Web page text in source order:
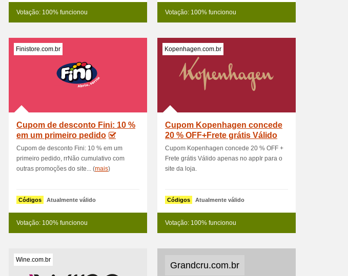
Votação: 100% funcionou Votação: 100% funcionou
Finistore.com.br
Cupom de desconto Fini: 10 %
em um primeiro pedido
Cupom de desconto Fini: 10 % em um
primeiro pedido, rrNão cumulativo com
outras promoções do site... (mais)
Códigos Atualmente válido
Votação: 100% funcionou
Kopenhagen.com.br
Cupom Kopenhagen concede
20 % OFF+Frete grátis Válido
ape
Cupom Kopenhagen concede 20 % OFF +
Frete grátis Válido apenas no appIr para o
site da loja.
Códigos Atualmente válido
Votação: 100% funcionou
Wine.com.br
Grandcru.com.br